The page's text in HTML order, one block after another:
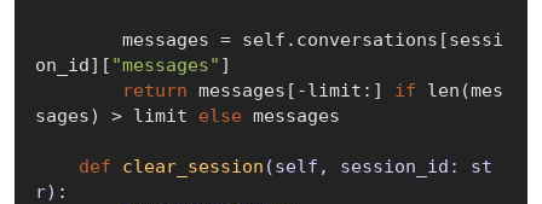
on_id][ "messages" ]
return messages[-limit:] if len(mes
sages) > limit else messages
def clear_session (self, session_id: st
r) :